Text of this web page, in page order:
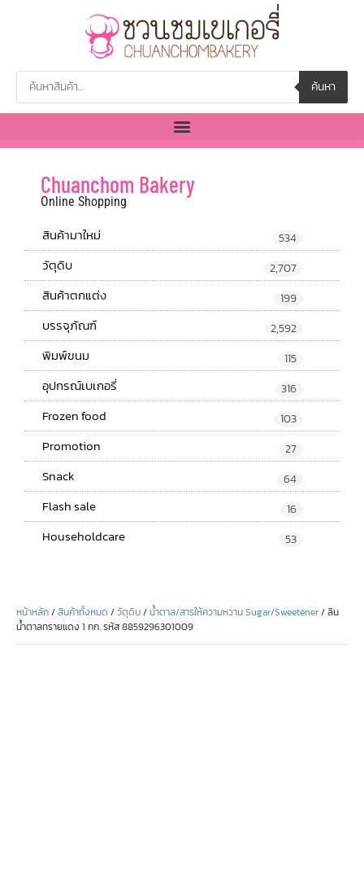
ค้นหา
Chuanchom Bakery
Online Shopping
สินค้ามาใหม่ 534
วัตุดิบ 2,707
สินค้าตกแต่ง 199
บรรจุภัณฑ์ 2,592
พิมพ์ขนม 115
อุปกรณ์เบเกอรี่ 316
Frozen food 103
Promotion 27
Snack 64
Flash sale 16
Householdcare 53
หน้าหลัก/สินค้าทั้งหมด /วัตุดิบ/น้ำตาล/สารให้ความหวาน Sugar/Sweetener/ ลิน
น้ำตาลทรายแดง 1 กก. รหัส 8859296301009